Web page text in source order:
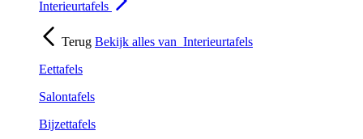
Interieurtafels
Terug Bekijk alles van Interieurtafels
Eettafels
Salontafels
Bijzettafels